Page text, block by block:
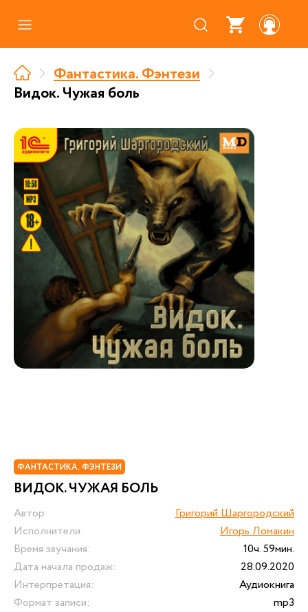
Где купить
О нас
Партнерам
Фантастика. Фэнтези
Видок. Чужая боль
ФАНТАСТИКА. ФЭНТЕЗИ
ВИДОК. ЧУЖАЯ БОЛЬ
Автор:
Григорий Шаргородский
Исполнители:
Игорь Ломакин
Время звучания:
10ч. 59мин.
Дата начала продаж:
28.09.2020
Интерпретация:
Аудиокнига
Формат записи:
mp3